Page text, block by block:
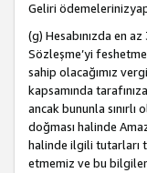
Geliri
(g) Hesabınızda en
Sözleşme’yi
sahip olacağımız
kapsamında
ancak bununla
doğması halinde
halinde ilgili tutarları
etmemiz ve bu